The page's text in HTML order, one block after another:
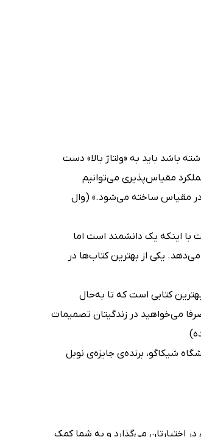
باشد باید به «ولتاژ بالا» دست
مقیاس‌پذیری می‌توانیم
در مقیاس ساخته می‌شود.» (وال
با اینکه یک دانشمند است اما
یکی از بهترین کتاب‌ها در
کتابی است که تا به‌حال
می‌خواهید در زندگیتان تصمیمات
شیکاگو، برنده‌ی جایزه‌ی نوبل
در اختیارتان می‌گذارد و به شما کمک